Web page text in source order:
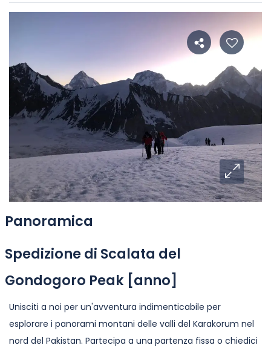
Panoramica
Spedizione di Scalata del
Gondogoro Peak [anno]
Unisciti a noi per un'avventura indimenticabile per
esplorare i panorami montani delle valli del Karakorum nel
nord del Pakistan. Partecipa a una partenza fissa o chiedici